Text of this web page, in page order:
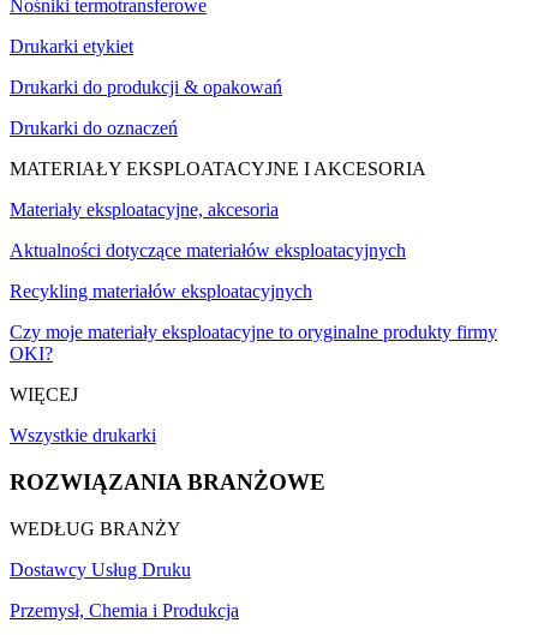
Nośniki termotransferowe
Drukarki etykiet
Drukarki do produkcji & opakowań
Drukarki do oznaczeń
MATERIAŁY EKSPLOATACYJNE I AKCESORIA
Materiały eksploatacyjne, akcesoria
Aktualności dotyczące materiałów eksploatacyjnych
Recykling materiałów eksploatacyjnych
Czy moje materiały eksploatacyjne to oryginalne produkty firmy
OKI?
WIĘCEJ
Wszystkie drukarki
ROZWIĄZANIA BRANŻOWE
WEDŁUG BRANŻY
Dostawcy Usług Druku
Przemysł, Chemia i Produkcja